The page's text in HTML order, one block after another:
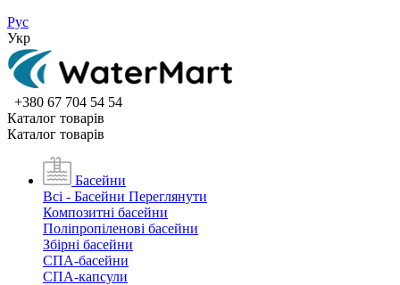
Рус
Укр
+380 67 704 54 54
Каталог товарiв
Каталог товарiв
Басейни
Всі - Басейни Переглянути
Композитні басейни
Поліпропіленові басейни
Збірні басейни
СПА-басейни
СПА-капсули